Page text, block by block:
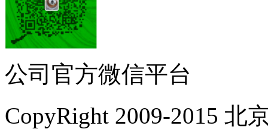
公司官方微信平台
CopyRight 2009-2015 北